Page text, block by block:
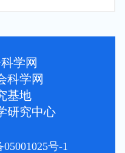
学网
科学网
基地
研究中心
号-1